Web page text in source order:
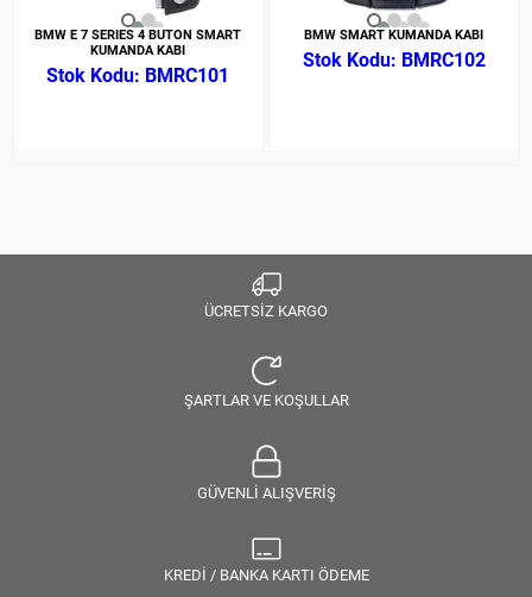
BMW E 7 SERIES 4 BUTON SMART
KUMANDA KABI
BMRC101
BMW SMART KUMANDA KABI
BMRC102
ÜCRETSİZ KARGO
ŞARTLAR VE KOŞULLAR
GÜVENLİ ALIŞVERİŞ
KREDİ / BANKA KARTI ÖDEME